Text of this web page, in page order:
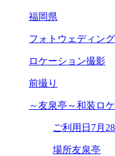
福岡県
フォトウェディング
ロケーション撮影
前撮り
～友泉亭～和装ロ
ご利用日 7月
場所友泉亭